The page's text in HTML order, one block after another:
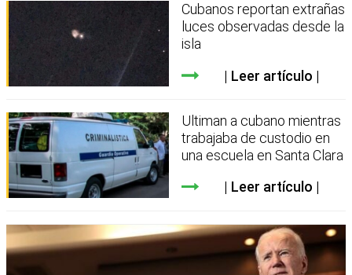
Cubanos reportan extrañas
luces observadas desde la
isla
Leer artículo
Ultiman a cubano mientras
trabajaba de custodio en
una escuela en Santa Clara
Leer artículo